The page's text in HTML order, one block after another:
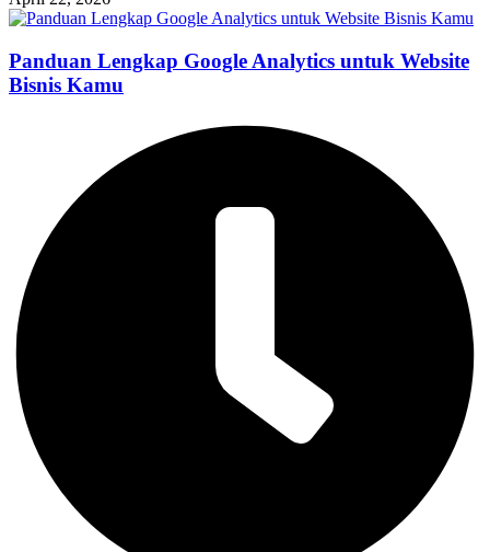
Panduan Lengkap Google Analytics untuk Website
Bisnis Kamu